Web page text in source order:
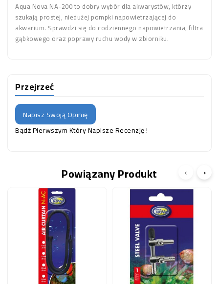
Aqua Nova NA-200 to dobry wybór dla akwarystów, którzy
szukają prostej, niedużej pompki napowietrzającej do
akwarium. Sprawdzi się do codziennego napowietrzania, filtra
gąbkowego oraz poprawy ruchu wody w zbiorniku.
Przejrzeć
Napisz Swoją Opinię
Bądź Pierwszym Który Napisze Recenzję !
Powiązany Produkt ‹ ›